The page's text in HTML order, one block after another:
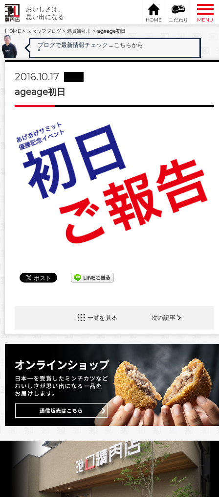
おいしさは、
思い出になる
HOME こだわり
MENU
HOME > スタッフブログ > 満員御礼！ > ageage初日
ブログで最新情報チェック →こちらから
"
2016.10.17
ageage初日
一覧を見る 次の記事